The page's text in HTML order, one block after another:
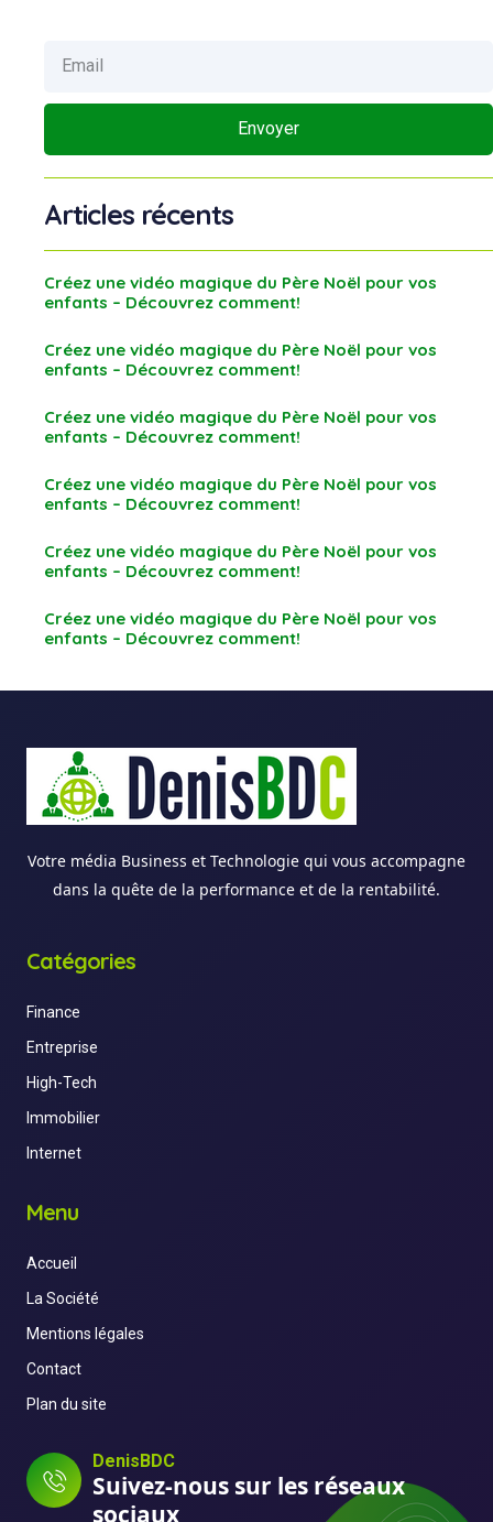
Envoyer
Articles récents
Créez une vidéo magique du Père Noël pour vos
enfants – Découvrez comment!
Créez une vidéo magique du Père Noël pour vos
enfants – Découvrez comment!
Créez une vidéo magique du Père Noël pour vos
enfants – Découvrez comment!
Créez une vidéo magique du Père Noël pour vos
enfants – Découvrez comment!
Créez une vidéo magique du Père Noël pour vos
enfants – Découvrez comment!
Créez une vidéo magique du Père Noël pour vos
enfants – Découvrez comment!
Votre média Business et Technologie qui vous accompagne
dans la quête de la performance et de la rentabilité.
Catégories
Finance
Entreprise
High-Tech
Immobilier
Internet
Menu
Accueil
La Société
Mentions légales
Contact
Plan du site
DenisBDC
Suivez-nous sur les réseaux
sociaux